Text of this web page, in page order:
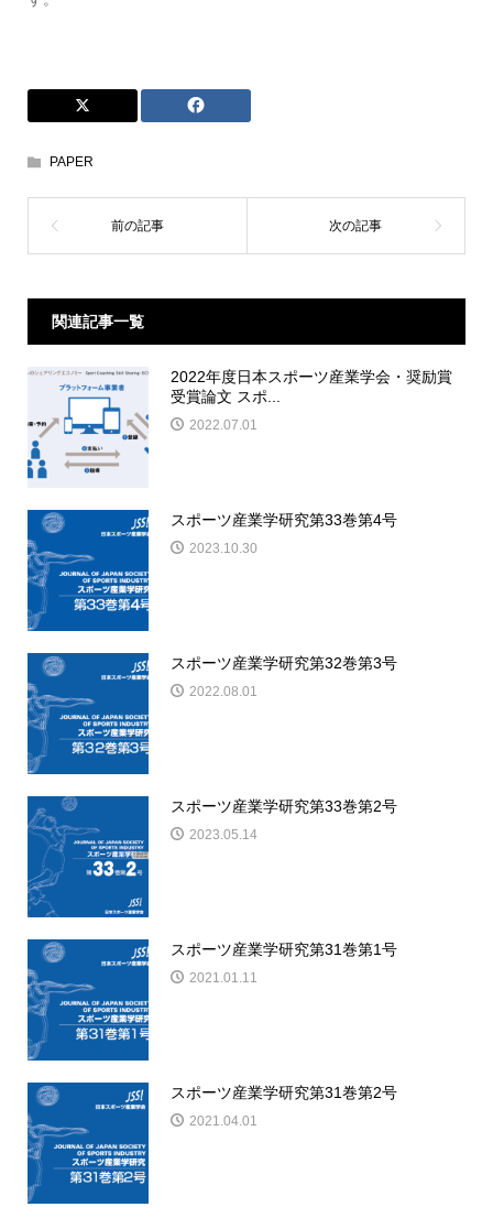
PAPER
関連記事一覧
2022年度日本スポーツ産業学会・奨励賞
受賞論文 スポ...
2022.07.01
スポーツ産業学研究第33巻第4号
2023.10.30
スポーツ産業学研究第32巻第3号
2022.08.01
スポーツ産業学研究第33巻第2号
2023.05.14
スポーツ産業学研究第31巻第1号
2021.01.11
スポーツ産業学研究第31巻第2号
2021.04.01